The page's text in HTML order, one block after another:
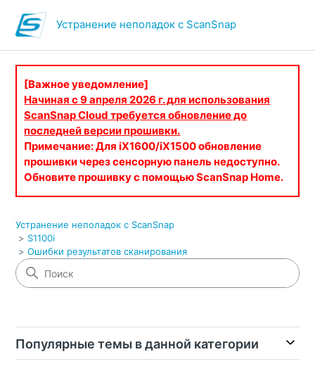
Устранение неполадок с ScanSnap
[Важное уведомление]
Начиная с 9 апреля 2026 г. для использования
ScanSnap Cloud требуется обновление до
последней версии прошивки.
Примечание: Для iX1600/iX1500 обновление
прошивки через сенсорную панель недоступно.
Обновите прошивку с помощью ScanSnap Home.
Устранение неполадок с ScanSnap
S1100i
Ошибки результатов сканирования
Популярные темы в данной категории